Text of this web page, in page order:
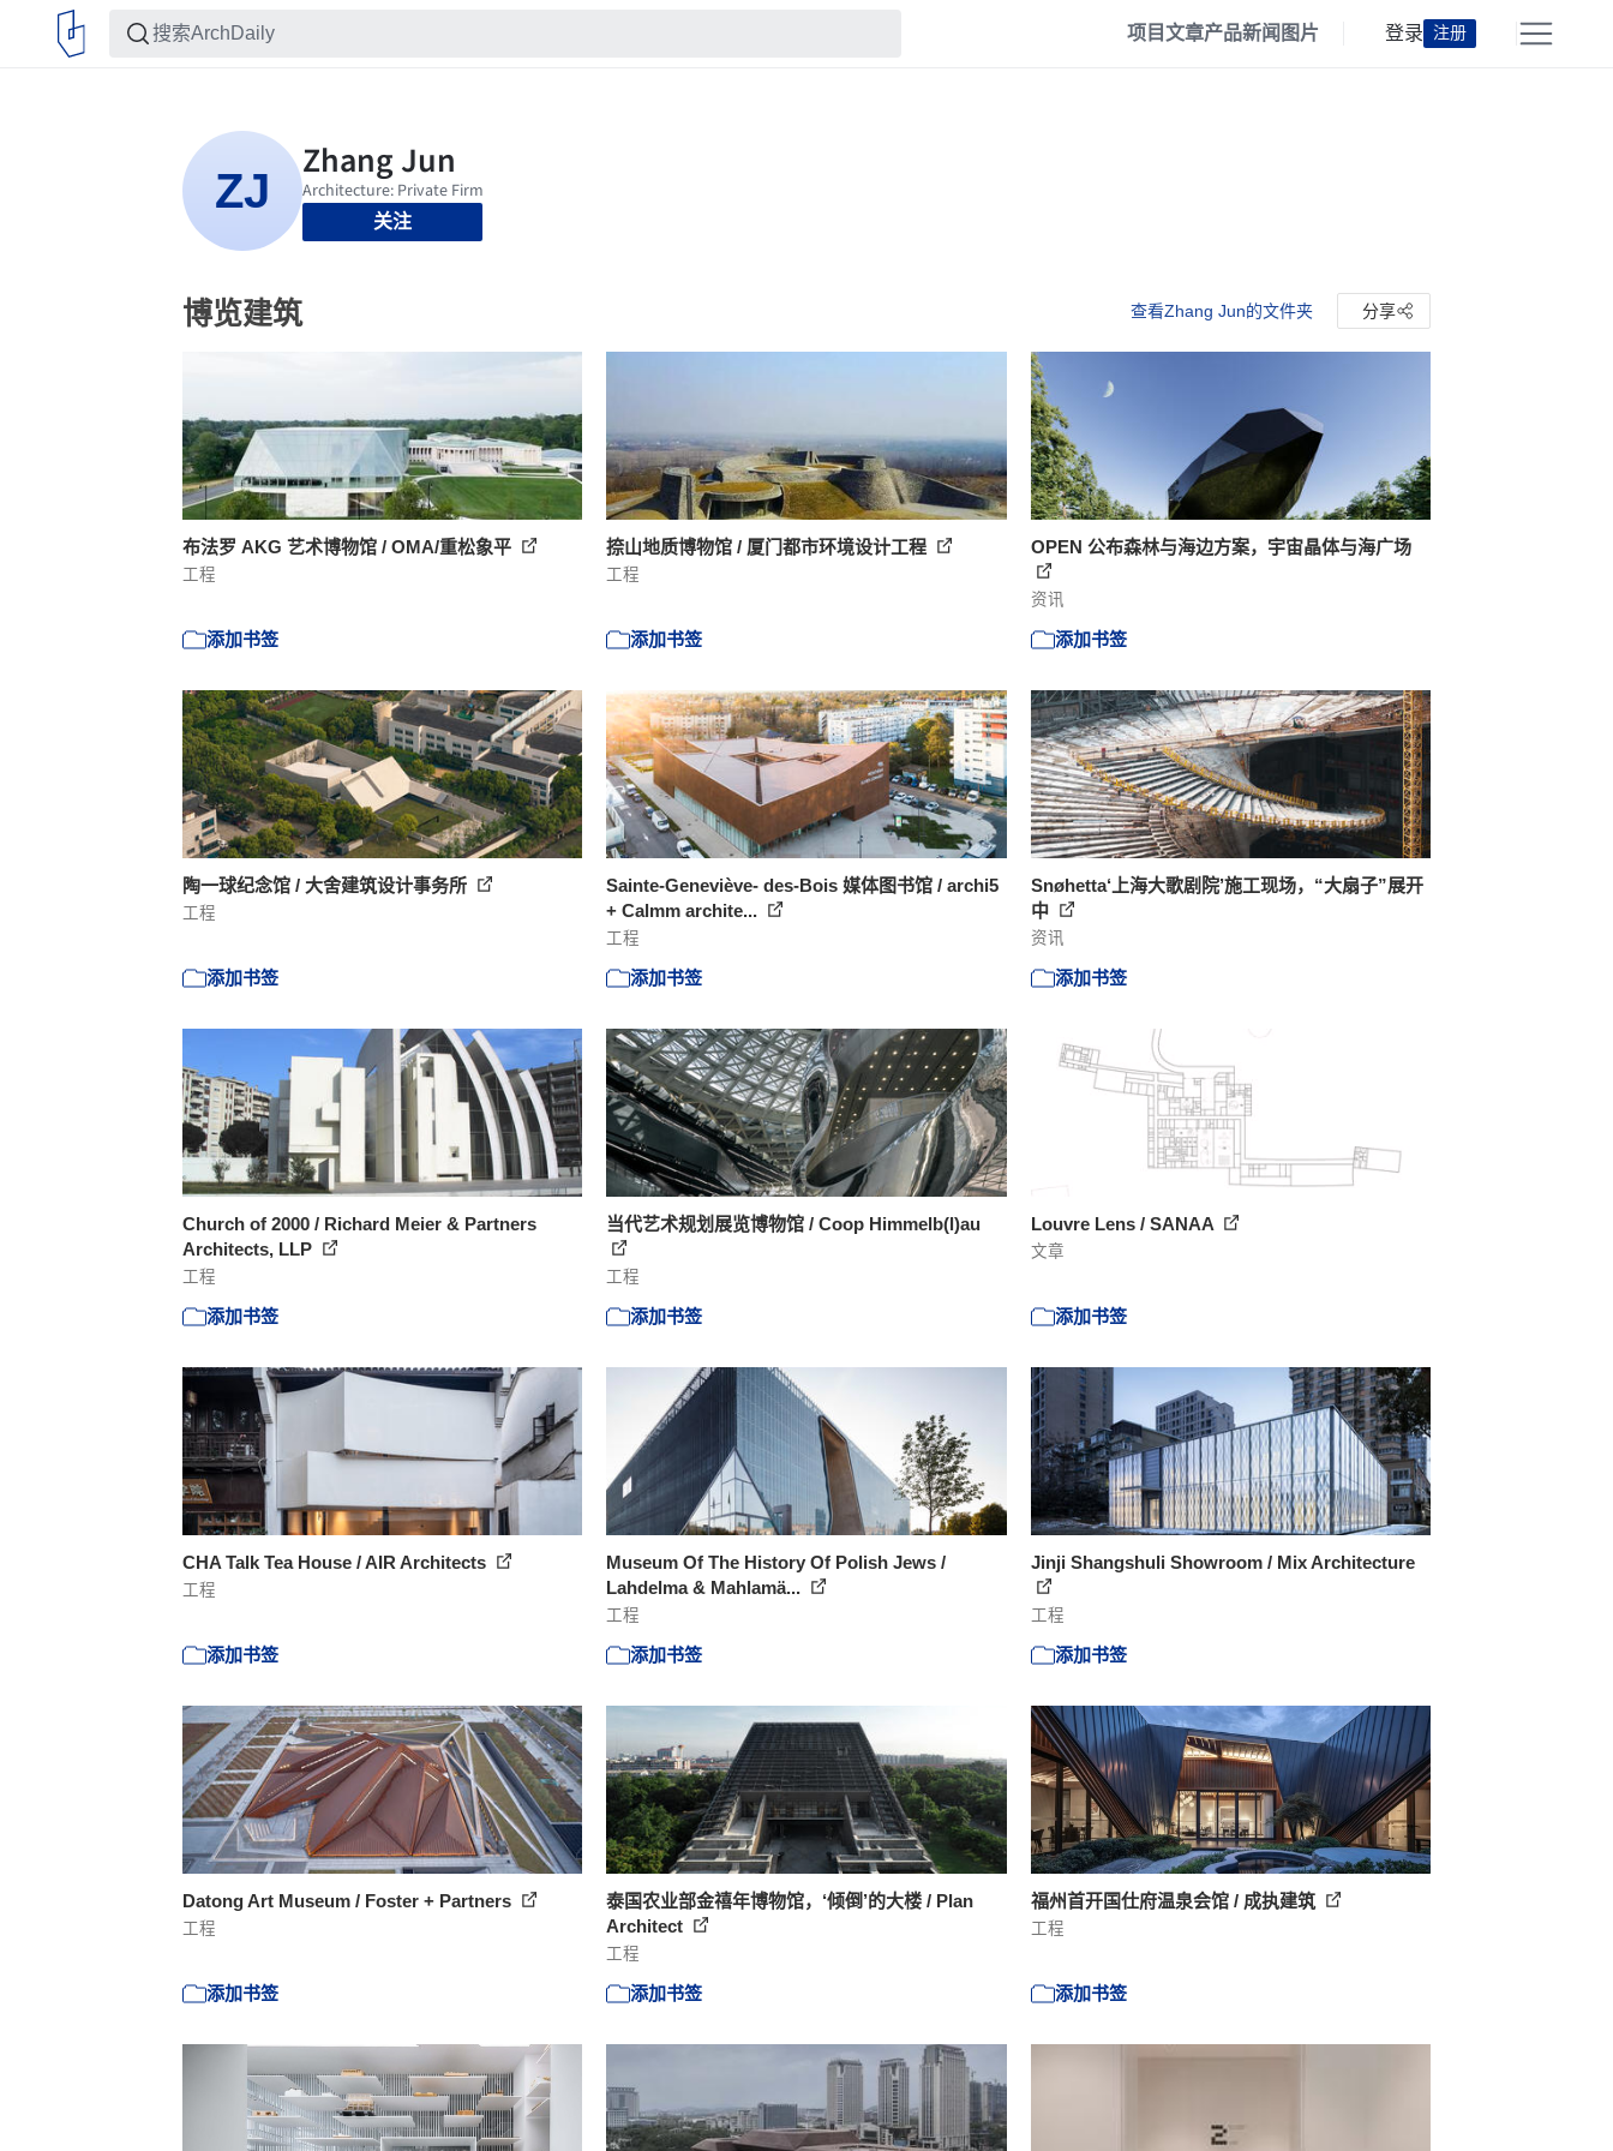
项目文章产品新闻 图片 登录 注册
关注
博览建筑 查看Zhang Jun的文件夹 分享
布法罗 AKG 艺术博物馆 / OMA/重松象平
工程
添加书签
捺山地质博物馆 / 厦门都市环境设计工程
工程
添加书签
OPEN 公布森林与海边方案，宇宙晶体与海广场
资讯
添加书签
陶一球纪念馆 / 大舍建筑设计事务所
工程
添加书签
Sainte-Geneviève- des-Bois 媒体图书馆 / archi5
+ Calmm archite...
工程
添加书签
Snøhetta‘上海大歌剧院’施工现场，“大扇子”展开
中
资讯
添加书签
Church of 2000 / Richard Meier & Partners
Architects, LLP
工程
添加书签
当代艺术规划展览博物馆 / Coop Himmelb(l)au
工程
添加书签
Louvre Lens / SANAA
文章
添加书签
CHA Talk Tea House / AIR Architects
工程
添加书签
Museum Of The History Of Polish Jews /
Lahdelma & Mahlamä...
工程
添加书签
Jinji Shangshuli Showroom / Mix Architecture
工程
添加书签
Datong Art Museum / Foster + Partners
工程
添加书签
泰国农业部金禧年博物馆，‘倾倒’的大楼 / Plan
Architect
工程
添加书签
福州首开国仕府温泉会馆 / 成执建筑
工程
添加书签